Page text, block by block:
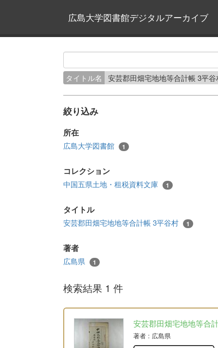
広島大学図書館デジタルアーカイブ
タイトル名 安芸郡田畑宅地地等合計帳 3平
絞り込み
所在
広島大学図書館 1
コレクション
中国五県土地・租税資料文庫 1
タイトル
安芸郡田畑宅地地等合計帳 3平谷村 1
著者
広島県 1
検索結果 1 件
安芸郡田畑宅地地等合
著者 : 広島県